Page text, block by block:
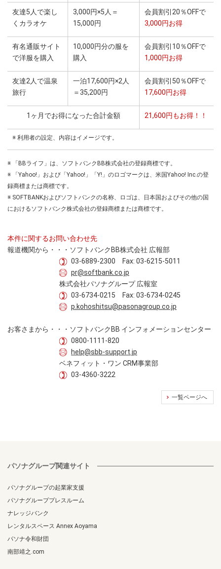
友達5人で楽し
くカラオケ
3,000円×5人＝
15,000円
会員割引20％OFFで
3,000円お得
有名通販サイト
で洋服を購入
10,000円分の服を
購入
会員割引10％OFFで
1,000円お得
友達2人で温泉
旅行
一泊17,600円×2人
＝35,200円
会員割引50％OFFで
17,600円お得
1ヶ月でお得になった合計金額 21,600円もお得！！
※ 利用者の設定、内容はイメージです。
※ 「BBライフ」は、ソフトバンクBB株式会社の登録商標です。
※ 「Yahoo!」および「Yahoo!」「Y!」のロゴマークは、米国Yahoo! Inc.の登
録商標または商標です。
※ SOFTBANKおよびソフトバンクの名称、ロゴは、日本国およびその他の国
におけるソフトバンク株式会社の登録商標または商標です。
本件に関するお問い合わせ先
報道機関から・・・ソフトバンクBB株式会社 広報部
03-6889-2300 Fax: 03-6215-5011
pr@softbank.co.jp
株式会社パソナグループ 広報室
03-6734-0215 Fax: 03-6734-0245
p.kohoshitsu@pasonagroup.co.jp
お客さまから・・・ソフトバンクBB インフォメーションセンター
0800-1111-820
help@sbb-support.jp
ベネフィット・ワン CRM事業部
03-4360-3222
一覧ページへ
パソナグループ関連サイト
パソナグループの起業家支援
パソナグループプレスルーム
ナレッジバンク
レンタルスペース Annex Aoyama
パソナ令和財団
南部靖之.com